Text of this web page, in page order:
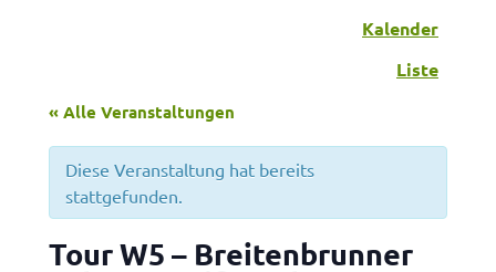
Kalender
Liste
« Alle Veranstaltungen
Diese Veranstaltung hat bereits
stattgefunden.
Tour W5 – Breitenbrunner